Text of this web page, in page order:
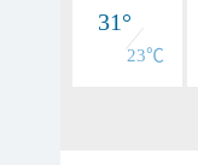
31°
23℃